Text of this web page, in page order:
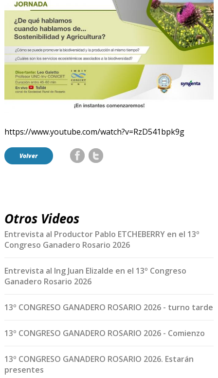
https://www.youtube.com/watch?v=RzD541bpk9g
Volver
Otros Videos
Entrevista al Productor Pablo ETCHEBERRY en el 13º
Congreso Ganadero Rosario 2026
Entrevista al Ing Juan Elizalde en el 13º Congreso
Ganadero Rosario 2026
13º CONGRESO GANADERO ROSARIO 2026 - turno tarde
13º CONGRESO GANADERO ROSARIO 2026 - Comienzo
13º CONGRESO GANADERO ROSARIO 2026. Estarán
presentes